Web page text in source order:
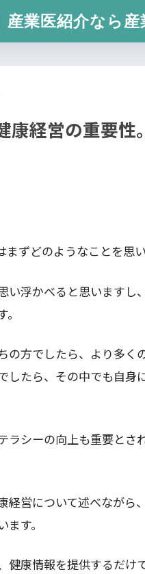
産業医紹介なら
康経営の重要性
ずどのようなことを思
い浮かべると思いますし
の方でしたら、より多く
したら、その中でも自身
ラシーの向上も重要とさ
経営について述べながら
す。
健康情報を提供するだけ